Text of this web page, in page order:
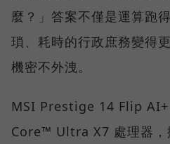
麼？」答案不僅是運算跑
瑣、耗時的行政庶務變得
機密不外洩。
MSI Prestige 14 Flip
Core™ Ultra X7 處理器，